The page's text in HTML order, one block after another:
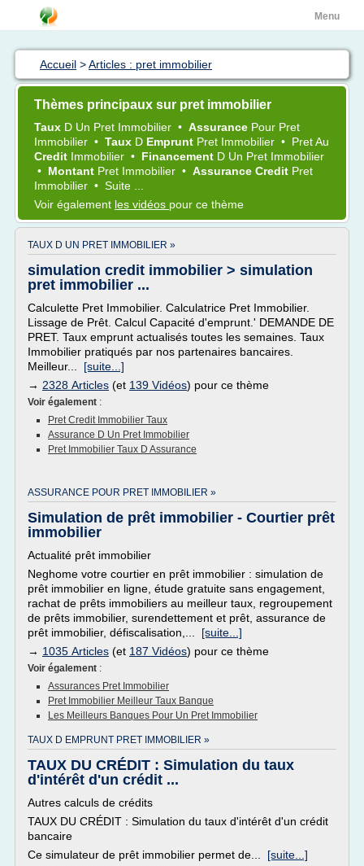
Menu
Accueil >Articles : pret immobilier
Thèmes principaux sur pret immobilier
Taux D Un Pret Immobilier • Assurance Pour Pret
Immobilier • Taux D Emprunt Pret Immobilier • PretAu
Credit Immobilier • Financement D Un Pret Immobilier
• Montant Pret Immobilier • Assurance Credit Pret
Immobilier • Suite ...
Voir également les vidéos pour ce thème
TAUX D UN PRET IMMOBILIER »
simulation credit immobilier > simulation
pret immobilier ...
Calculette Pret Immobilier. Calculatrice Pret Immobilier.
Lissage de Prêt. Calcul Capacité d'emprunt.' DEMANDE DE
PRET. Taux emprunt actualisés toutes les semaines. Taux
Immobilier pratiqués par nos partenaires bancaires.
Meilleur... [suite...]
→ 2328 Articles (et 139 Vidéos) pour ce thème
Voir également :
Pret Credit Immobilier Taux
Assurance D Un Pret Immobilier
Pret Immobilier Taux D Assurance
ASSURANCE POUR PRET IMMOBILIER »
Simulation de prêt immobilier - Courtier prêt
immobilier
Actualité prêt immobilier
Neghome votre courtier en prêt immobilier : simulation de
prêt immobilier en ligne, étude gratuite sans engagement,
rachat de prêts immobiliers au meilleur taux, regroupement
de prêts immobilier, surendettement et prêt, assurance de
prêt immobilier, défiscalisation,... [suite...]
→ 1035 Articles (et 187 Vidéos) pour ce thème
Voir également :
Assurances Pret Immobilier
Pret Immobilier Meilleur Taux Banque
Les Meilleurs Banques Pour Un Pret Immobilier
TAUX D EMPRUNT PRET IMMOBILIER »
TAUX DU CRÉDIT : Simulation du taux
d'intérêt d'un crédit ...
Autres calculs de crédits
TAUX DU CRÉDIT : Simulation du taux d'intérêt d'un crédit
bancaire
Ce simulateur de prêt immobilier permet de... [suite...]